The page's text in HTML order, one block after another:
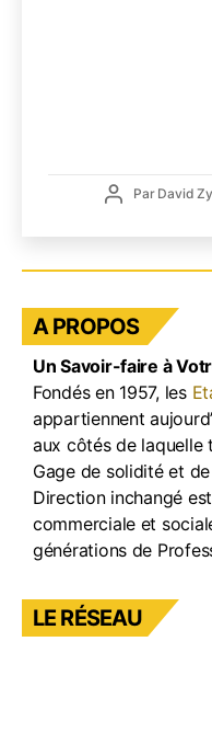
AuteurPar David
A PROPOS
Un Savoir-faire à
Fondés en 1957, les
appartiennent
aux côtés de laquelle
Gage de solidité et
Direction inchangé
commerciale et
générations de
LE RÉSEAU